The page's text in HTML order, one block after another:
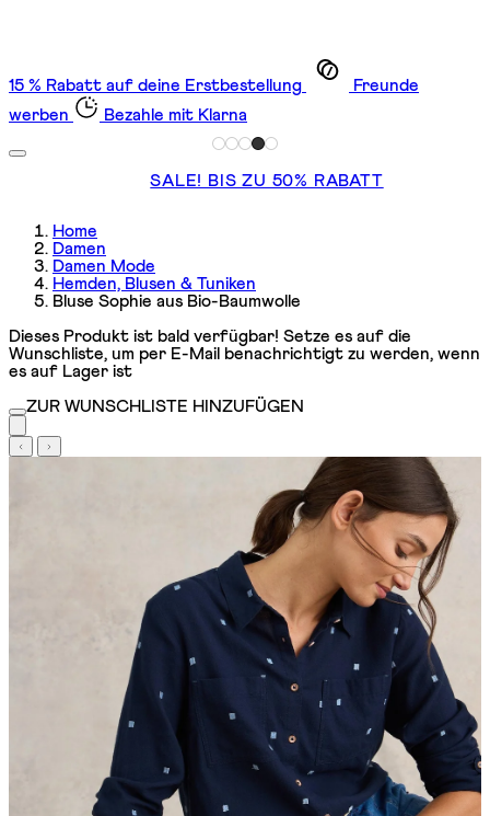
15 % Rabatt auf deine Erstbestellung
Freunde
werben
Bezahle mit Klarna
SALE! BIS ZU 50% RABATT
Home
Damen
Damen Mode
Hemden, Blusen & Tuniken
Bluse Sophie aus Bio-Baumwolle
Dieses Produkt ist bald verfügbar! Setze es auf die
Wunschliste, um per E-Mail benachrichtigt zu werden, wenn
es auf Lager ist
ZUR WUNSCHLISTE HINZUFÜGEN